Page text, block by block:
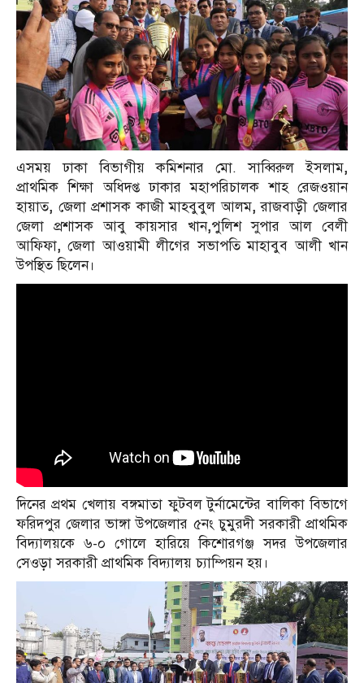
এসময় ঢাকা বিভাগীয় কমিশনার মো. সাব্বিরুল ইসলাম,
প্রাথমিক শিক্ষা অধিদপ্ত ঢাকার মহাপরিচালক শাহ রেজওয়ান
হায়াত, জেলা প্রশাসক কাজী মাহবুবুল আলম,রাজবাড়ী জেলার
জেলা প্রশাসক আবু কায়সার খান,পুলিশ সুপার আল বেলী
আফিফা,জেলা আওয়ামী লীগের সভাপতি মাহাবুব আলী খান
উপস্থিত ছিলেন।
দিনের প্রথম খেলায় বঙ্গমাতা ফুটবল টুর্নামেন্টের বালিকা বিভাগে
ফরিদপুর জেলার ভাঙ্গা উপজেলার ৫নং চুমুরদী সরকারী প্রাথমিক
বিদ্যালয়কে ৬-০ গোলে হারিয়ে কিশোরগঞ্জ সদর উপজেলার
সেওড়া সরকারী প্রাথমিক বিদ্যালয় চ্যাম্পিয়ন হয়।